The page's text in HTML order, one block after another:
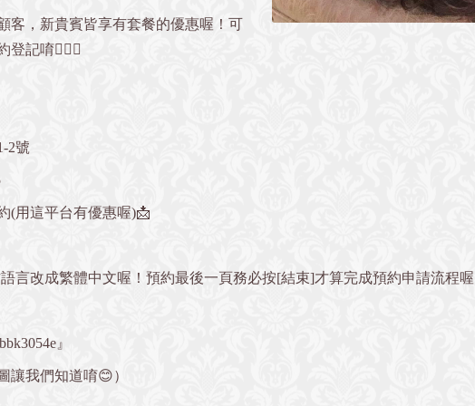
客，新貴賓皆享有套餐的優惠喔！可
記唷💁🏻‍♀️
2號
(用這平台有優惠喔)📩
言改成繁體中文喔！預約最後一頁務必按[結束]才算完成預約申請流程
』
我們知道唷😊）